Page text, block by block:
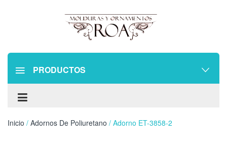
PRODUCTOS
Inicio / Adornos De Poliuretano / Adorno ET-3858-2